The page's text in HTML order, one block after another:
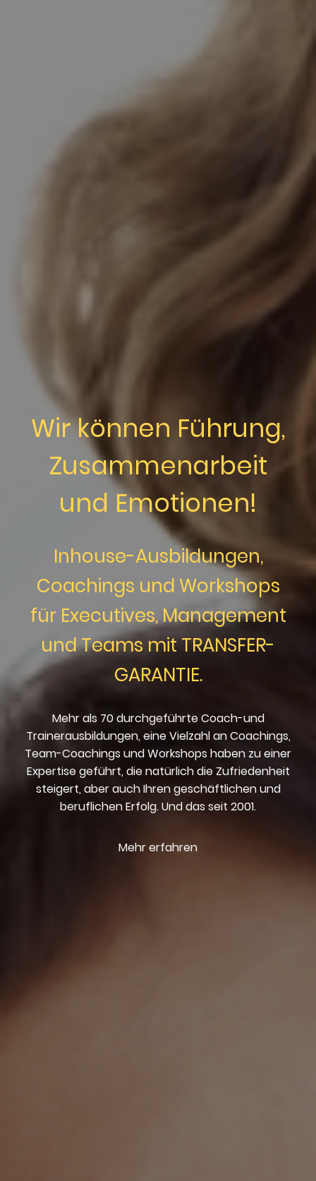
Wir können Führung,
Zusammenarbeit
und Emotionen!
Inhouse-Ausbildungen,
Coachings und Workshops
für Executives, Management
und Teams mit TRANSFER-
GARANTIE.
Mehr als 70 durchgeführte Coach-und
Trainerausbildungen, eine Vielzahl an Coachings,
Team-Coachings und Workshops haben zu einer
Expertise geführt, die natürlich die Zufriedenheit
steigert, aber auch Ihren geschäftlichen und
beruflichen Erfolg. Und das seit 2001.
Mehr erfahren